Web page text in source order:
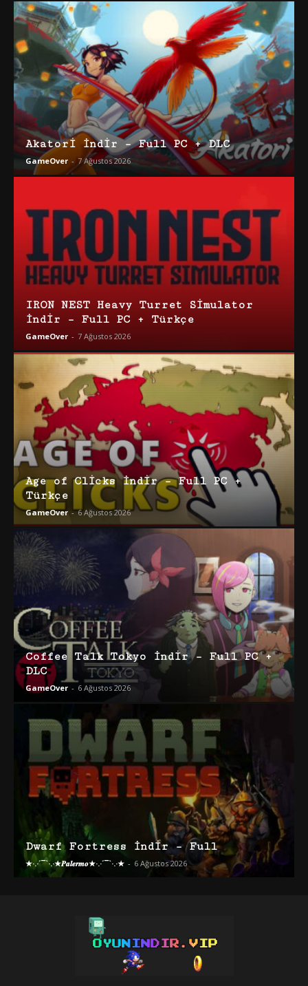
Akatori İndir – Full PC + DLC
GameOver - 7 Ağustos 2026
IRON NEST Heavy Turret Simulator
İndir – Full PC + Türkçe
GameOver - 7 Ağustos 2026
Age of Clicks İndir – Full PC +
Türkçe
GameOver - 6 Ağustos 2026
Coffee Talk Tokyo İndir – Full PC +
DLC
GameOver - 6 Ağustos 2026
Dwarf Fortress İndir – Full
★·.·´¯`·.·★𝑷𝒂𝒍𝒆𝒓𝒎𝒐★·.·´¯`·.·★ - 6 Ağustos 2026